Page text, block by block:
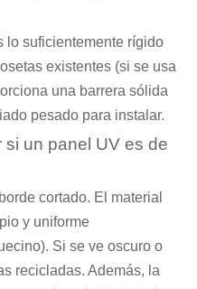
lo suficientemente rígido
existentes (si se usa
una barrera sólida
pesado para instalar.
un panel UV es de
cortado. El material
y uniforme
Si se ve oscuro o
recicladas. Además, la